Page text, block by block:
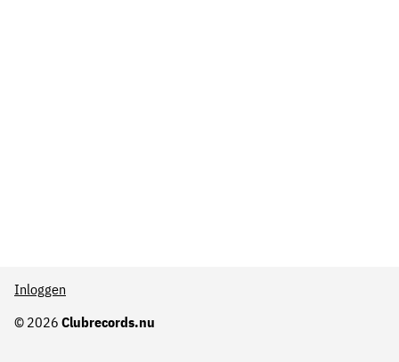
© 2026 Clubrecords.nu
Inloggen